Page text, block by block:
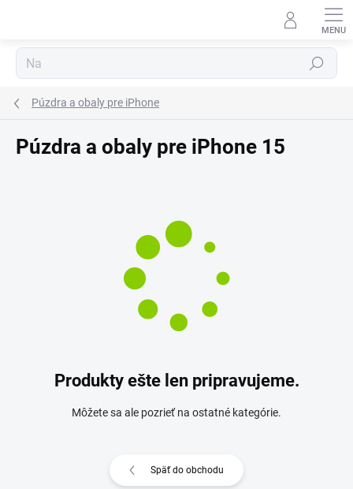
Hľadať
Púzdra a obaly pre iPhone
Púzdra a obaly pre iPhone 15
Produkty ešte len pripravujeme.
Môžete sa ale pozrieť na ostatné kategórie.
Späť do obchodu
⬇